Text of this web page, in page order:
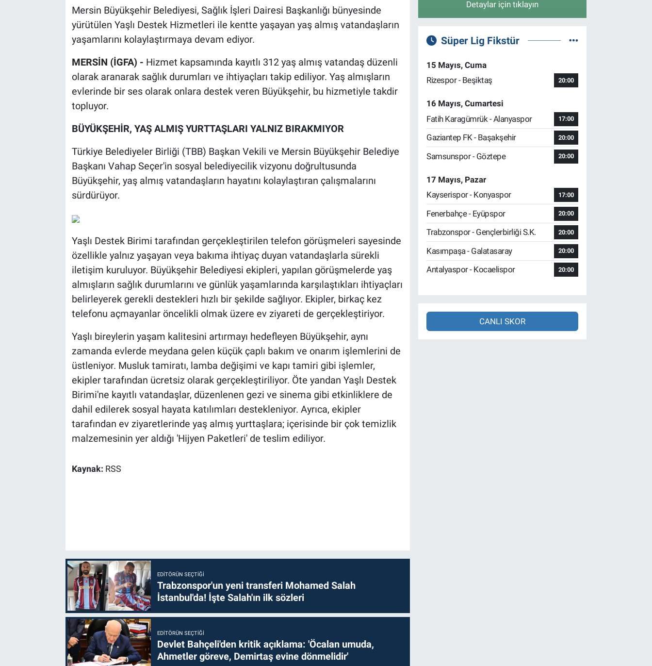
Mersin Büyükşehir Belediyesi, Sağlık İşleri Dairesi Başkanlığı bünyesinde
yürütülen Yaşlı Destek Hizmetleri ile kentte yaşayan yaş almış vatandaşların
yaşamlarını kolaylaştırmaya devam ediyor.
MERSİN (İGFA) - Hizmet kapsamında kayıtlı 312 yaş almış vatandaş düzenli
olarak aranarak sağlık durumları ve ihtiyaçları takip ediliyor. Yaş almışların
evlerinde bir ses olarak onlara destek veren Büyükşehir, bu hizmetiyle takdir
topluyor.
BÜYÜKŞEHİR, YAŞ ALMIŞ YURTTAŞLARI YALNIZ BIRAKMIYOR
Türkiye Belediyeler Birliği (TBB) Başkan Vekili ve Mersin Büyükşehir Belediye
Başkanı Vahap Seçer'in sosyal belediyecilik vizyonu doğrultusunda
Büyükşehir, yaş almış vatandaşların hayatını kolaylaştıran çalışmalarını
sürdürüyor.
Yaşlı Destek Birimi tarafından gerçekleştirilen telefon görüşmeleri sayesinde
özellikle yalnız yaşayan veya bakıma ihtiyaç duyan vatandaşlarla sürekli
iletişim kuruluyor. Büyükşehir Belediyesi ekipleri, yapılan görüşmelerde yaş
almışların sağlık durumlarını ve günlük yaşamlarında karşılaştıkları ihtiyaçları
belirleyerek gerekli destekleri hızlı bir şekilde sağlıyor. Ekipler, birkaç kez
telefonu açmayanlar öncelikli olmak üzere ev ziyareti de gerçekleştiriyor.
Yaşlı bireylerin yaşam kalitesini artırmayı hedefleyen Büyükşehir, aynı
zamanda evlerde meydana gelen küçük çaplı bakım ve onarım işlemlerini de
üstleniyor. Musluk tamiratı, lamba değişimi ve kapı tamiri gibi işlemler,
ekipler tarafından ücretsiz olarak gerçekleştiriliyor. Öte yandan Yaşlı Destek
Birimi'ne kayıtlı vatandaşlar, düzenlenen gezi ve sinema gibi etkinliklere de
dahil edilerek sosyal hayata katılımları destekleniyor. Ayrıca, ekipler
tarafından ev ziyaretlerinde yaş almış yurttaşlara; içerisinde bir çok temizlik
malzemesinin yer aldığı 'Hijyen Paketleri' de teslim ediliyor.
Kaynak: RSS
EDITÖRÜN SEÇTIĞI
Trabzonspor'un yeni transferi Mohamed Salah
İstanbul'da! İşte Salah'ın ilk sözleri
EDITÖRÜN SEÇTIĞI
Devlet Bahçeli'den kritik açıklama: 'Öcalan umuda,
Ahmetler göreve, Demirtaş evine dönmelidir'
Detaylar için tıklayın
Süper Lig Fikstür
15 Mayıs, Cuma
Rizespor - Beşiktaş
20:00
16 Mayıs, Cumartesi
Fatih Karagümrük - Alanyaspor
17:00
Gaziantep FK - Başakşehir 20:00
Samsunspor - Göztepe 20:00
17 Mayıs, Pazar
Kayserispor - Konyaspor
17:00
Fenerbahçe - Eyüpspor 20:00
Trabzonspor - Gençlerbirliği S.K. 20:00
Kasımpaşa - Galatasaray 20:00
Antalyaspor - Kocaelispor 20:00
CANLI SKOR